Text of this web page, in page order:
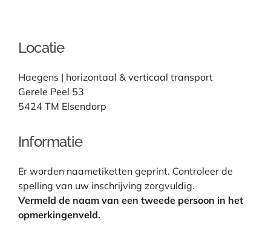
Locatie
Haegens | horizontaal & verticaal transport
Gerele Peel 53
5424 TM Elsendorp
Informatie
Er worden naametiketten geprint. Controleer de
spelling van uw inschrijving zorgvuldig.
Vermeld de naam van een tweede persoon in het
opmerkingenveld.